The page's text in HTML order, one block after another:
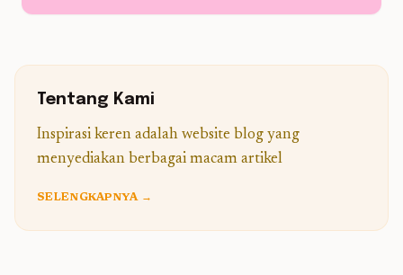
Tentang Kami
Inspirasi keren adalah website blog yang
menyediakan berbagai macam artikel
SELENGKAPNYA →